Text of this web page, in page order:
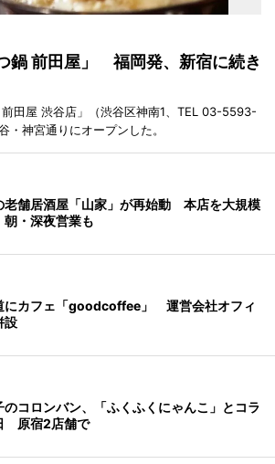
鍋 前田屋」 福岡発、新宿に続き
田屋 渋谷店」（渋谷区神南1、TEL 03-5593-
・神宮通りにオープンした。
老舗居酒屋「山家」が再始動 本店を大規模
朝・深夜営業も
にカフェ「goodcoffee」 運営会社オフィ
設
のコロンバン、「ふくふくにゃんこ」とコラ
原宿2店舗で